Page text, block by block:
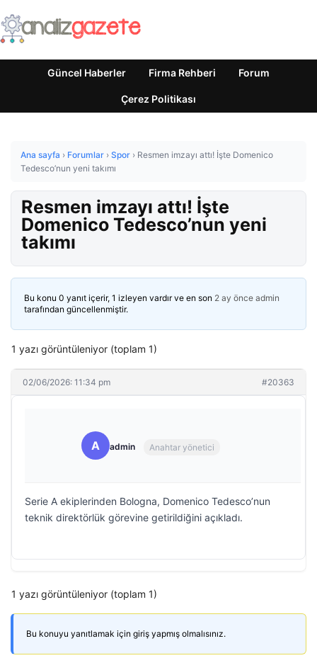
Güncel Haberler Firma Rehberi Forum
Çerez Politikası
Ana sayfa › Forumlar › Spor › Resmen imzayı attı! İşte Domenico
Tedesco’nun yeni takımı
Resmen imzayı attı! İşte
Domenico Tedesco’nun yeni
takımı
Bu konu 0 yanıt içerir, 1 izleyen vardır ve en son 2 ay önce admin
tarafından güncellenmiştir.
1 yazı görüntüleniyor (toplam 1)
02/06/2026: 11:34 pm #20363
A admin Anahtar yönetici
Serie A ekiplerinden Bologna, Domenico Tedesco’nun
teknik direktörlük görevine getirildiğini açıkladı.
1 yazı görüntüleniyor (toplam 1)
Bu konuyu yanıtlamak için giriş yapmış olmalısınız.